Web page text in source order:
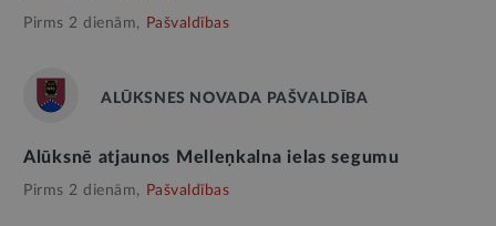
Pirms 2 dienām, Pašvaldības
ALŪKSNES NOVADA PAŠVALDĪBA
Alūksnē atjaunos Melleņkalna ielas segumu
Pirms 2 dienām, Pašvaldības